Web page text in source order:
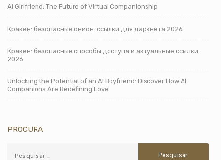
AI Girlfriend: The Future of Virtual Companionship
Кракен: безопасные онион-ссылки для даркнета 2026
Кракен: безопасные способы доступа и актуальные ссылки
2026
Unlocking the Potential of an AI Boyfriend: Discover How AI
Companions Are Redefining Love
PROCURA